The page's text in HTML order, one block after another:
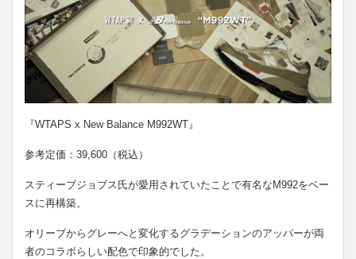
『WTAPS x New Balance M992WT』
参考定価：39,600（税込）
スティーブジョブス氏が愛用されていたことで有名なM992をベー
スに再構築。
オリーブからグレーへと変化するグラデーションのアッパーが両
者のコラボらしい配色で印象的でした。